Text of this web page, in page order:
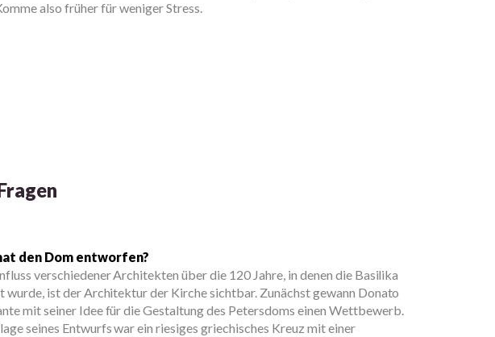
also früher für weniger Stress.
den Dom entworfen?
verschiedener Architekten über die 120 Jahre, in denen die Basilika
wurde, ist der Architektur der Kirche sichtbar. Zunächst gewann Donato
mit seiner Idee für die Gestaltung des Petersdoms einen Wettbewerb.
seines Entwurfs war ein riesiges griechisches Kreuz mit einer